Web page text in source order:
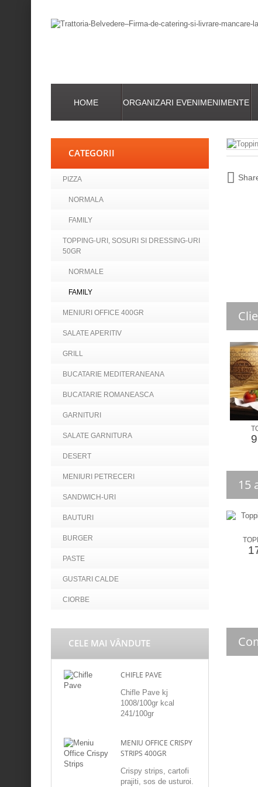
HOME ORGANIZARI EVENIMENIMENTE
CATEGORII
PIZZA
NORMALA
FAMILY
TOPPING-URI, SOSURI SI DRESSING-URI
50GR
NORMALE
FAMILY
MENIURI OFFICE 400GR
SALATE APERITIV
GRILL
BUCATARIE MEDITERANEANA
BUCATARIE ROMANEASCA
GARNITURI
SALATE GARNITURA
DESERT
MENIURI PETRECERI
SANDWICH-URI
BAUTURI
BURGER
PASTE
GUSTARI CALDE
CIORBE
CELE MAI VÂNDUTE
CHIFLE PAVE
Chifle Pave kj
1008/100gr kcal
241/100gr
MENIU OFFICE CRISPY
STRIPS 400GR
Crispy strips, cartofi
prajiti, sos de usturoi.
15